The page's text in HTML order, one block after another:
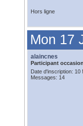
Hors ligne
Mon 17
alaincnes
Participant
Date d'inscription: 10
Messages: 14